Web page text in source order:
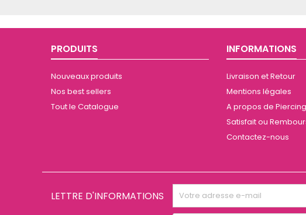
PRODUITS
Nouveaux produits
Nos best sellers
Tout le Catalogue
INFORMATIONS
Livraison et Retour
Mentions légales
A propos de
Satisfait ou
Contactez-nous
LETTRE D'INFORMATIONS